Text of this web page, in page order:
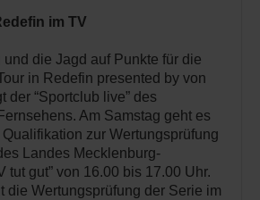
im TV
und die Jagd auf Punkte für die
in Redefin presented by von
der “Sportclub live” des
Am Samstag geht es
zur Wertungsprüfung
Landes Mecklenburg-
tut gut” von 16.00 bis 17.00 Uhr.
die Wertungsprüfung der Serie im